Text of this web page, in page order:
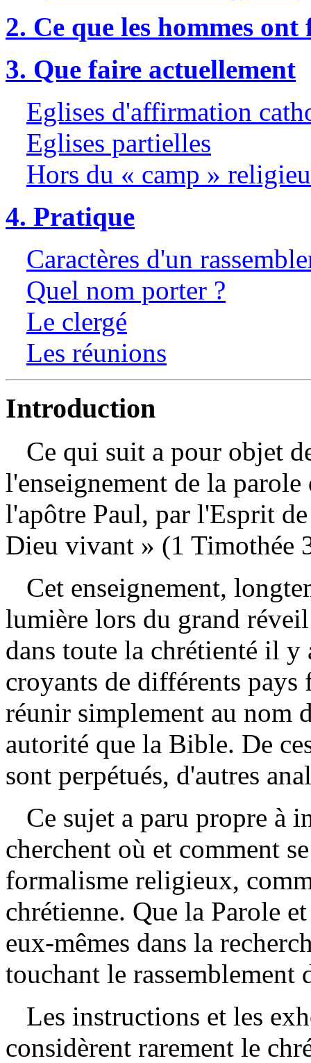
2. Ce que les hommes
3. Que faire actuellement
Eglises d'affirmation
Eglises partielles
Hors du « camp »
4. Pratique
Caractères d'un
Quel nom porter ?
Le clergé
Les réunions
Introduction
Ce qui suit a pour objet
l'enseignement de la
l'apôtre Paul, par l'Esprit
Dieu vivant » (1 Timothée
Cet enseignement,
lumière lors du grand
dans toute la chrétienté il
croyants de différents pays
réunir simplement au nom
autorité que la Bible. De
sont perpétués, d'autres
Ce sujet a paru propre à
cherchent où et comment
formalisme religieux,
chrétienne. Que la Parole
eux-mêmes dans la
touchant le rassemblement
Les instructions et les
considèrent rarement le